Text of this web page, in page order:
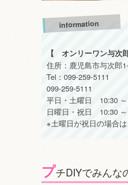
information
【 オンリーワン与次
住所：鹿児島市与次郎
Tel：099-259-5111
099-259-5111
平日・土曜日 10:30 ～
日曜日・祝日 10:30
※土曜日が祝日の場合
プチDIYでみんな